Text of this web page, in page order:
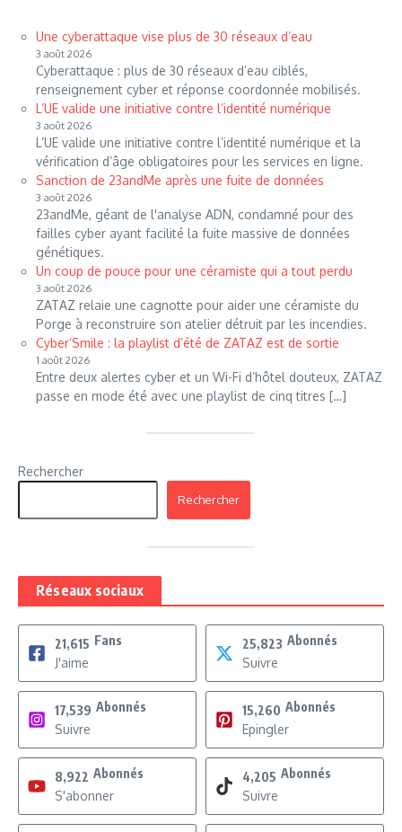
Une cyberattaque vise plus de 30 réseaux d’eau
3 août 2026
Cyberattaque : plus de 30 réseaux d’eau ciblés,
renseignement cyber et réponse coordonnée mobilisés.
L’UE valide une initiative contre l’identité numérique
3 août 2026
L’UE valide une initiative contre l’identité numérique et la
vérification d’âge obligatoires pour les services en ligne.
Sanction de 23andMe après une fuite de données
3 août 2026
23andMe, géant de l'analyse ADN, condamné pour des
failles cyber ayant facilité la fuite massive de données
génétiques.
Un coup de pouce pour une céramiste qui a tout perdu
3 août 2026
ZATAZ relaie une cagnotte pour aider une céramiste du
Porge à reconstruire son atelier détruit par les incendies.
Cyber’Smile : la playlist d’été de ZATAZ est de sortie
1 août 2026
Entre deux alertes cyber et un Wi-Fi d’hôtel douteux, ZATAZ
passe en mode été avec une playlist de cinq titres […]
Rechercher
Rechercher
Réseaux sociaux
21,615 Fans
J'aime
25,823 Abonnés
Suivre
17,539 Abonnés
Suivre
15,260 Abonnés
Epingler
8,922 Abonnés
S'abonner
4,205 Abonnés
Suivre